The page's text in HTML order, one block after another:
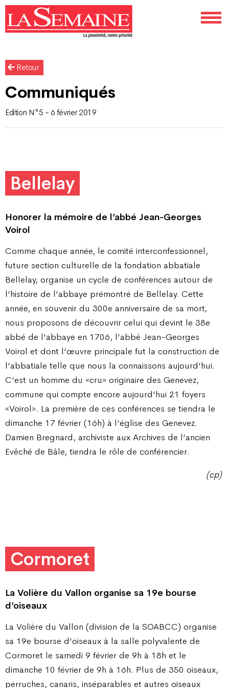
Retour
Communiqués
Edition N°5 - 6 février 2019
Bellelay
Honorer la mémoire de l’abbé Jean-Georges
Voirol
Comme chaque année, le comité interconfessionnel,
future section culturelle de la fondation abbatiale
Bellelay, organise un cycle de conférences autour de
l’histoire de l’abbaye prémontré de Bellelay. Cette
année, en souvenir du 300e anniversaire de sa mort,
nous proposons de découvrir celui qui devint le 38e
abbé de l’abbaye en 1706, l’abbé Jean-Georges
Voirol et dont l’œuvre principale fut la construction de
l’abbatiale telle que nous la connaissons aujourd’hui.
C’est un homme du «cru» originaire des Genevez,
commune qui compte encore aujourd’hui 21 foyers
«Voirol». La première de ces conférences se tiendra le
dimanche 17 février (16h) à l’église des Genevez.
Damien Bregnard, archiviste aux Archives de l’ancien
Evêché de Bâle, tiendra le rôle de conférencier.
(cp)
Cormoret
La Volière du Vallon organise sa 19e bourse
d’oiseaux
La Volière du Vallon (division de la SOABCC) organise
sa 19e bourse d’oiseaux à la salle polyvalente de
Cormoret le samedi 9 février de 9h à 18h et le
dimanche 10 février de 9h à 16h. Plus de 350 oiseaux,
perruches, canaris, inséparables et autres oiseaux